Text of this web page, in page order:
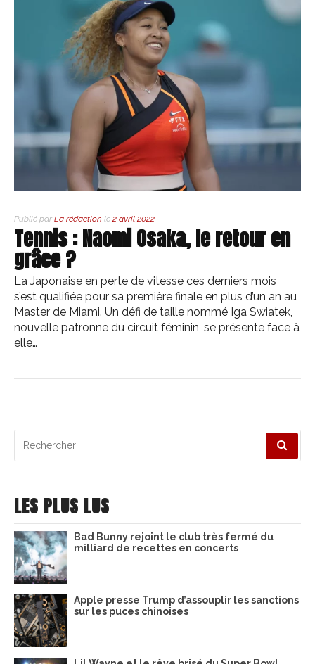
Publié par La rédaction le 2 avril 2022
Tennis : Naomi Osaka, le retour en
grâce ?
La Japonaise en perte de vitesse ces derniers mois
s’est qualifiée pour sa première finale en plus d’un an au
Master de Miami. Un défi de taille nommé Iga Swiatek,
nouvelle patronne du circuit féminin, se présente face à
elle…
pour
LES PLUS LUS
Bad Bunny rejoint le club très fermé du
milliard de recettes en concerts
Apple presse Trump d’assouplir les sanctions
sur les puces chinoises